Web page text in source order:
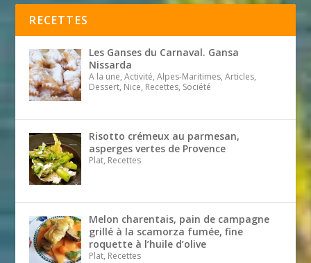
RECETTES
Les Ganses du Carnaval. Gansa
Nissarda
A la une, Activité, Alpes-Maritimes, Articles,
Dessert, Nice, Recettes, Société
Risotto crémeux au parmesan,
asperges vertes de Provence
Plat, Recettes
Melon charentais, pain de campagne
grillé à la scamorza fumée, fine
roquette à l’huile d’olive
Plat, Recettes